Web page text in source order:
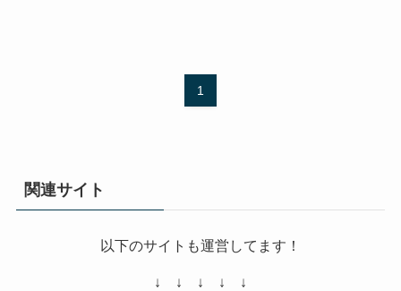
1
関連サイト
以下のサイトも運営してます！
↓ ↓ ↓ ↓ ↓